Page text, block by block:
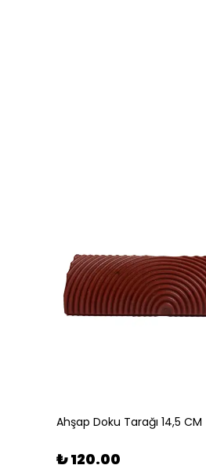
Ahşap Doku Tarağı 14,5 CM
₺ 120.00